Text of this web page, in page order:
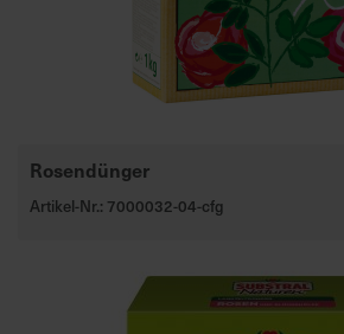
Rosendünger
Artikel-Nr.: 7000032-04-cfg